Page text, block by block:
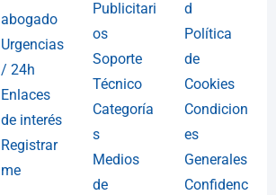
abogado
Urgencias
/ 24h
Enlaces
de interés
Registrar
me
Publicitari
os
Soporte
Técnico
Categoría
s
Medios
de
d
Política
de
Cookies
Condicion
es
Generales
Confidenc